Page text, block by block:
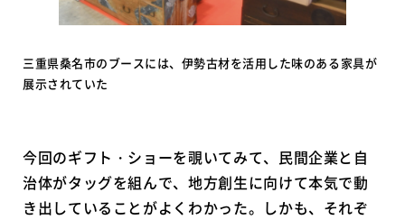
三重県桑名市のブースには、伊勢古材を活用した味のある家具が
展示されていた
今回のギフト・ショーを覗いてみて、民間企業と自
治体がタッグを組んで、地方創生に向けて本気で動
き出していることがよくわかった。しかも、それぞ